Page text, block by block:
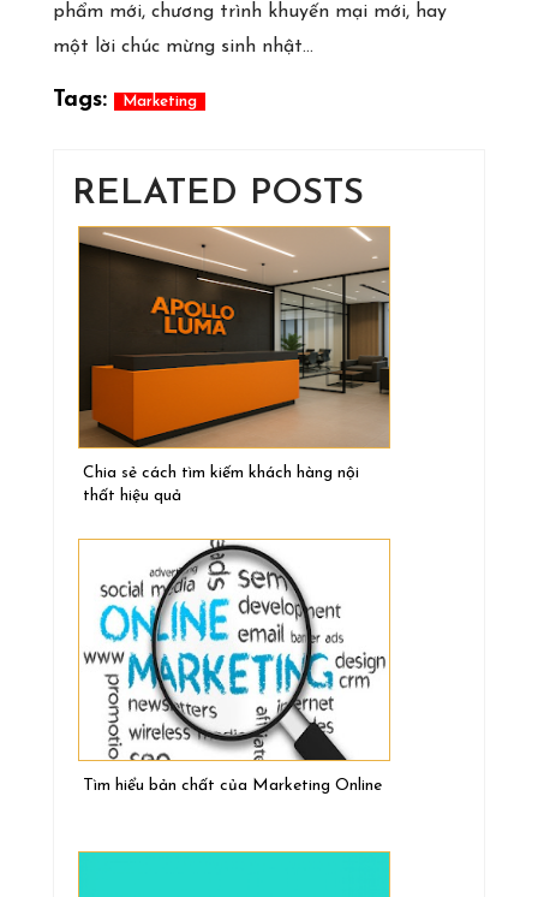
phẩm mới, chương trình khuyến mại mới, hay
một lời chúc mừng sinh nhật…
Tags: Marketing
RELATED POSTS
Chia sẻ cách tìm kiếm khách hàng nội
thất hiệu quả
Tìm hiểu bản chất của Marketing Online